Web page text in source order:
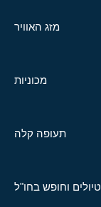
מזג האוויר
מכוניות
תעופה קלה
טיולים וחופש בחו"ל